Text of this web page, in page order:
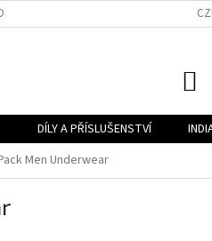
OBCHODNÍ PODMÍNKY (VOP)
DÍLY A PŘÍSLUŠENSTVÍ
Men Underwear